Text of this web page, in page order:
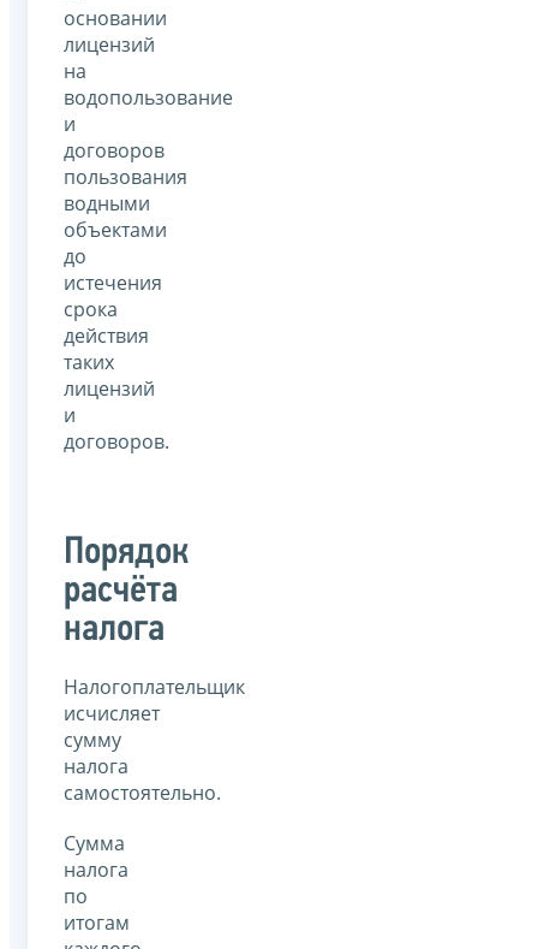
основании
лицензий
на
водопользование
и
договоров
пользования
водными
объектами
до
истечения
срока
действия
таких
лицензий
и
договоров.
Порядок
расчёта
налога
Налогоплательщик
исчисляет
сумму
налога
самостоятельно.
Сумма
налога
по
итогам